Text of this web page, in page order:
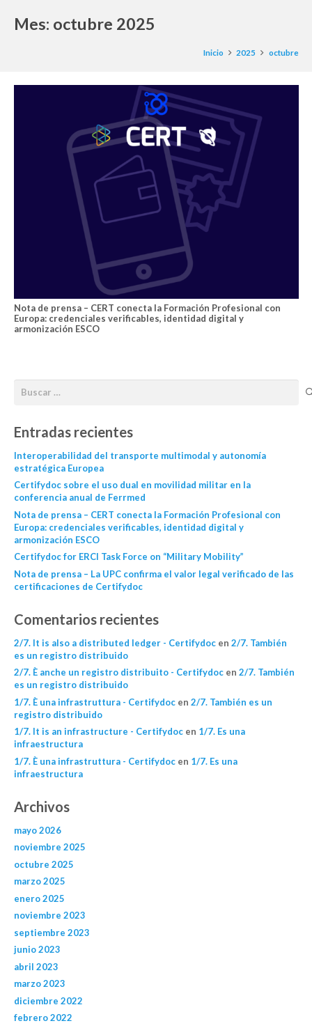
Mes: octubre 2025
Inicio 2025 octubre
Nota de prensa – CERT conecta la Formación Profesional con
Europa: credenciales verificables, identidad digital y
armonización ESCO
Entradas recientes
Interoperabilidad del transporte multimodal y autonomía
estratégica Europea
Certifydoc sobre el uso dual en movilidad militar en la
conferencia anual de Ferrmed
Nota de prensa – CERT conecta la Formación Profesional con
Europa: credenciales verificables, identidad digital y
armonización ESCO
Certifydoc for ERCI Task Force on “Military Mobility”
Nota de prensa – La UPC confirma el valor legal verificado de las
certificaciones de Certifydoc
Comentarios recientes
2/7. It is also a distributed ledger - Certifydocen 2/7. También
es un registro distribuido
2/7. È anche un registro distribuito - Certifydocen 2/7. También
es un registro distribuido
1/7. È una infrastruttura - Certifydocen 2/7. También es un
registro distribuido
1/7. It is an infrastructure - Certifydocen 1/7. Es una
infraestructura
1/7. È una infrastruttura - Certifydocen 1/7. Es una
infraestructura
Archivos
mayo 2026
noviembre 2025
octubre 2025
marzo 2025
enero 2025
noviembre 2023
septiembre 2023
junio 2023
abril 2023
marzo 2023
diciembre 2022
febrero 2022